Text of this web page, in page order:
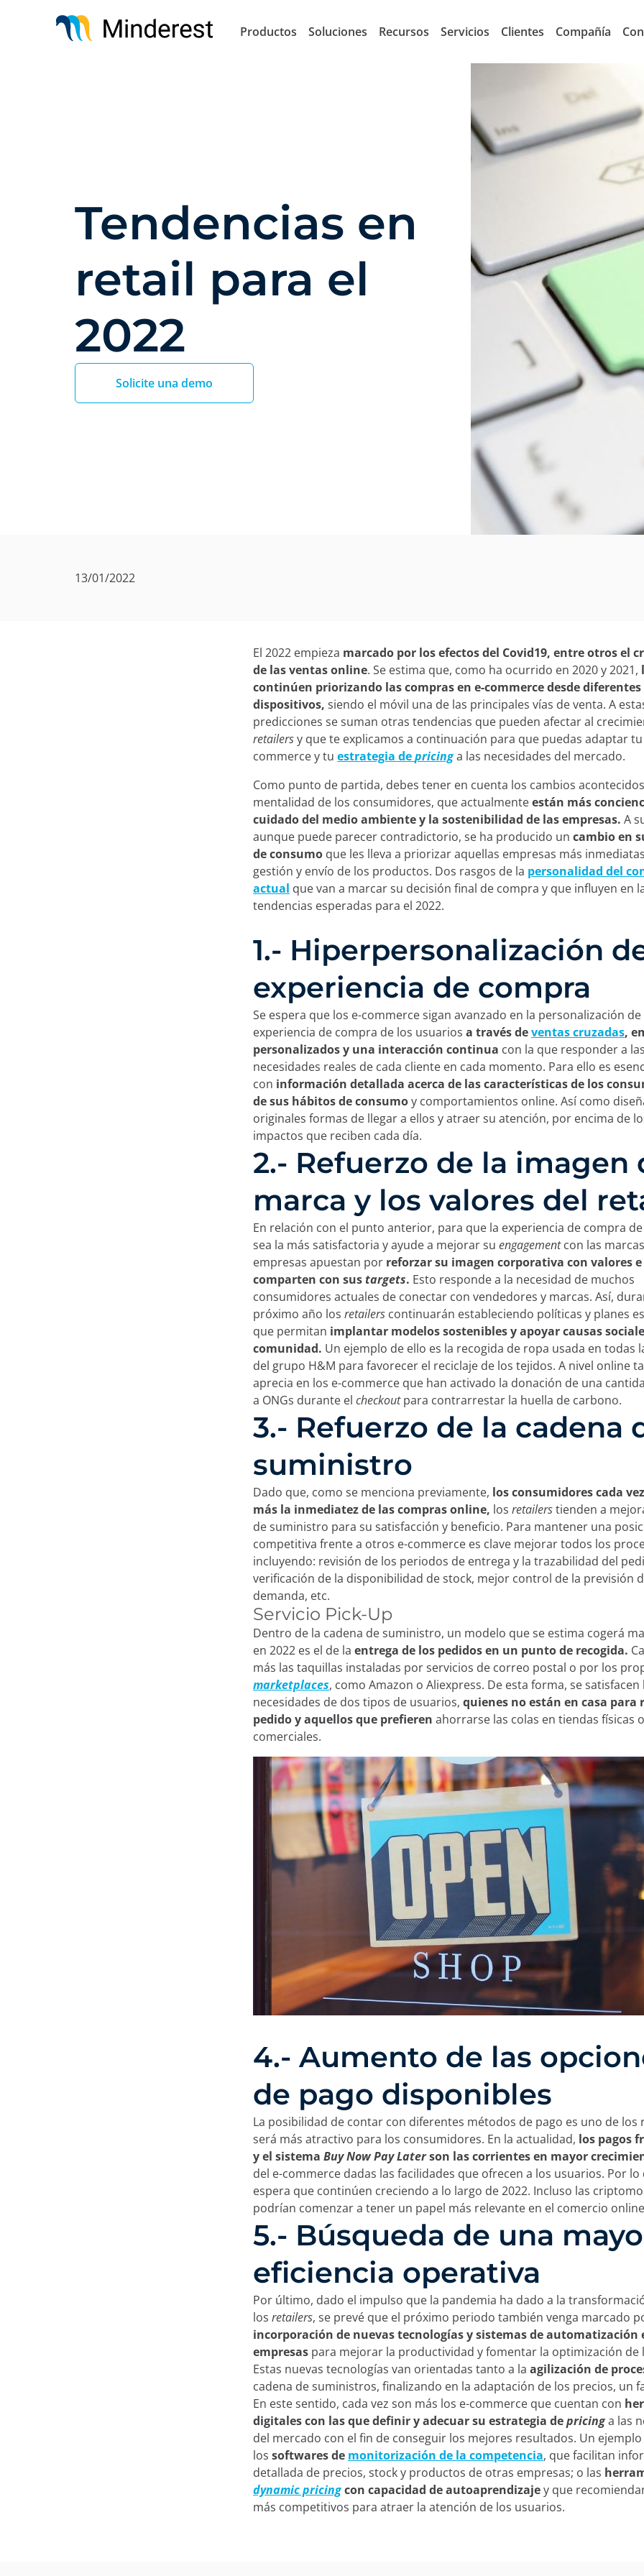
Productos Soluciones Recursos Servicios Clientes Compañía
Tendencias en
retail para el
2022
Solicite una demo
13/01/2022
El 2022 empieza marcado por los efectos del Covid19, entre otros el
de las ventas online. Se estima que, como ha ocurrido en 2020 y 2021,
continúen priorizando las compras en e-commerce desde diferentes
dispositivos, siendo el móvil una de las principales vías de venta. A
predicciones se suman otras tendencias que pueden afectar al
retailersy que te explicamos a continuación para que puedas adaptar
commerce y tu estrategia depricinga las necesidades del mercado.
Como punto de partida, debes tener en cuenta los cambios
mentalidad de los consumidores, que actualmenteestán más
cuidado del medio ambiente y la sostenibilidad de las empresas. A
aunque puede parecer contradictorio, se ha producido un cambio en
de consumo que les lleva a priorizar aquellas empresas más
gestión y envío de los productos. Dos rasgos de la personalidad del
actual que van a marcar su decisión final de compra y que influyen en
tendencias esperadas para el 2022.
1.- Hiperpersonalización
experiencia de compra
Se espera que los e-commerce sigan avanzado en la personalización de
experiencia de compra de los usuarios a través deventas cruzadas,
personalizados y una interacción continua con la que responder a las
necesidades reales de cada cliente en cada momento. Para ello es
con información detallada acerca de las características de los
de sus hábitos de consumoy comportamientos online. Así como
originales formas de llegar a ellos y atraer su atención, por encima de
impactos que reciben cada día.
2.- Refuerzo de la imagen
marca y los valores del
En relación con el punto anterior, para que la experiencia de compra
sea la más satisfactoria y ayude a mejorar su engagementcon las
empresas apuestan por reforzar su imagen corporativa con valores
comparten con sustargets. Esto responde a la necesidad de muchos
consumidores actuales de conectar con vendedores y marcas. Así,
próximo año los retailers continuarán estableciendo políticas y planes
que permitan implantar modelos sostenibles y apoyar causas
comunidad. Un ejemplo de ello es la recogida de ropa usada en todas
del grupo H&M para favorecer el reciclaje de los tejidos. A nivel online
aprecia en los e-commerce que han activado la donación de una
a ONGs durante el checkoutpara contrarrestar la huella de carbono.
3.- Refuerzo de la cadena
suministro
Dado que, como se menciona previamente, los consumidores cada
más la inmediatez de las compras online, los retailerstienden a
de suministro para su satisfacción y beneficio. Para mantener una
competitiva frente a otros e-commerce es clave mejorar todos los
incluyendo: revisión de los periodos de entrega y la trazabilidad del
verificación de la disponibilidad de stock, mejor control de la previsión
demanda, etc.
Servicio Pick-Up
Dentro de la cadena de suministro, un modelo que se estima cogerá
en 2022 es el de la entrega de los pedidos en un punto de recogida.
más las taquillas instaladas por servicios de correo postal o por los
marketplaces, como Amazon o Aliexpress. De esta forma, se satisfacen
necesidades de dos tipos de usuarios, quienes no están en casa para
pedido y aquellos que prefieren ahorrarse las colas en tiendas físicas
comerciales.
4.- Aumento de las
de pago disponibles
La posibilidad de contar con diferentes métodos de pago es uno de los
será más atractivo para los consumidores. En la actualidad, los pagos
y el sistema Buy Now Pay Laterson las corrientes en mayor
del e-commerce dadas las facilidades que ofrecen a los usuarios. Por lo
espera que continúen creciendo a lo largo de 2022. Incluso las
podrían comenzar a tener un papel más relevante en el comercio
5.- Búsqueda de una
eficiencia operativa
Por último, dado el impulso que la pandemia ha dado a la
los retailers, se prevé que el próximo periodo también venga marcado
incorporación de nuevas tecnologías y sistemas de automatización
empresas para mejorar la productividad y fomentar la optimización de
Estas nuevas tecnologías van orientadas tanto a la agilización de
cadena de suministros, finalizando en la adaptación de los precios, un
En este sentido, cada vez son más los e-commerce que cuentan con
digitales con las que definir y adecuar su estrategia depricinga las
del mercado con el fin de conseguir los mejores resultados. Un
los softwares de monitorización de la competencia, que facilitan
detallada de precios, stock y productos de otras empresas; o las
dynamic pricingcon capacidad de autoaprendizajey que
más competitivos para atraer la atención de los usuarios.
En este sitio utilizamos cookies:
En Minderest utilizamos cookies propias y de terceros y/o tecnologías similares que
registran información mientras navegas por la web. La finalidad de esta información
diversa, desde mejorar tu experiencia en la página web mostrando el contenido en
recomendar otros contenidos de tu interés, hasta identificarte como usuario a la
áreas privadas de la web. También puede ser utilizada para la personalización de
mediante plataformas publicitarias comoGoogle Ads
y otras. Puedes aceptar todas
pulsando el botón “Aceptar”, configurarlas desde “Configuración de cookies” o
clicando en el botón “Rechazar”. Puedes conocer las diferentes cookies que
Aviso legal, política de privacidad y cookies.
Rechazar